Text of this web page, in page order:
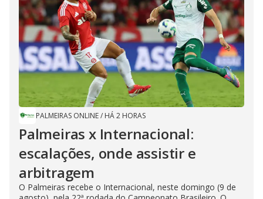
PALMEIRAS ONLINE/ HÁ 2 HORAS
Palmeiras x Internacional:
escalações, onde assistir e
arbitragem
O Palmeiras recebe o Internacional, neste domingo (9 de